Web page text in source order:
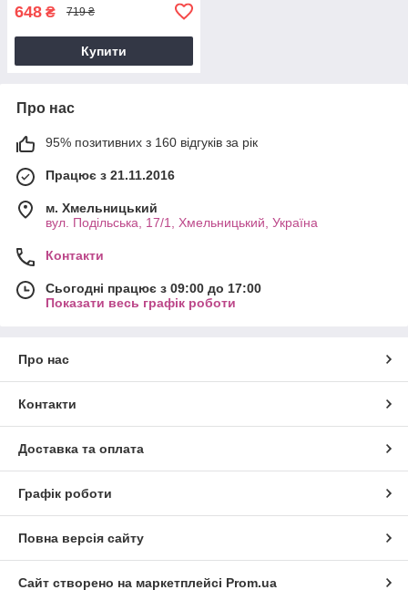
648 ₴ 719 ₴
Купити
Про нас
95% позитивних з 160 відгуків за рік
Працює з 21.11.2016
м. Хмельницький
вул. Подільська, 17/1, Хмельницький, Україна
Контакти
Сьогодні працює з 09:00 до 17:00
Показати весь графік роботи
Про нас
Контакти
Доставка та оплата
Графік роботи
Повна версія сайту
Сайт створено на маркетплейсі Prom.ua